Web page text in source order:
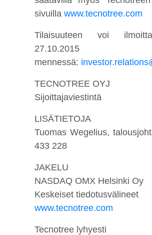
sivuillawww.tecnotree.com
Tilaisuuteen voi
27.10.2015
mennessä:
TECNOTREE OYJ
Sijoittajaviestintä
LISÄTIETOJA
Tuomas Wegelius,
433 228
JAKELU
NASDAQ OMX Helsinki Oy
Keskeiset tiedotusvälineet
www.tecnotree.com
Tecnotree lyhyesti